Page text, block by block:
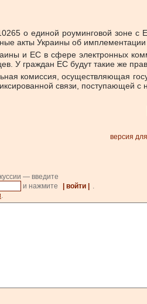
о единой роуминговой зоне с
акты Украины об имплементации
и ЕС в сфере электронных
У граждан ЕС будут такие же
комиссия, осуществляющая
связи,
версия
— введите
и нажмите | войти |
.
.